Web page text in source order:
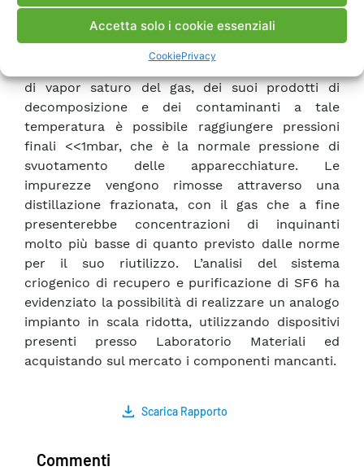
Accetta solo i cookie essenziali
CookiePrivacy
da vuoto: l’azione di pompaggio viene ottenuta
attraverso il raffreddamento del gas a circa –
196°C, in un idoneo recipiente immerso in N 2
di vapor saturo del gas, dei suoi prodotti di
decomposizione e dei contaminanti a tale
temperatura è possibile raggiungere pressioni
finali <<1mbar, che è la normale pressione di
svuotamento delle apparecchiature. Le
impurezze vengono rimosse attraverso una
distillazione frazionata, con il gas che a fine
presenterebbe concentrazioni di inquinanti
molto più basse di quanto previsto dalle norme
per il suo riutilizzo. L’analisi del sistema
criogenico di recupero e purificazione di SF6 ha
evidenziato la possibilità di realizzare un analogo
impianto in scala ridotta, utilizzando dispositivi
presenti presso Laboratorio Materiali ed
acquistando sul mercato i componenti mancanti.
Scarica Rapporto
Commenti